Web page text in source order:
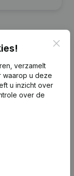
verzamelt
waarop u deze
u inzicht over
over de